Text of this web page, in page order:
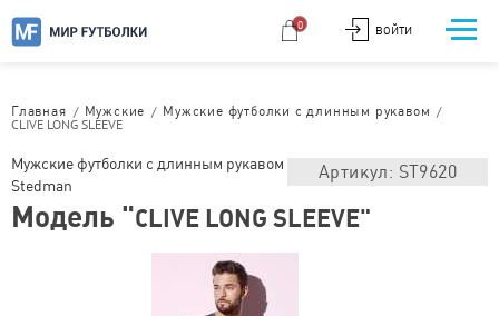
ВОЙТИ
0
Главная / Мужские / Мужские футболки с длинным рукавом /
CLIVE LONG SLEEVE
Мужские футболки с длинным рукавом
Stedman
Артикул: ST9620
Модель "CLIVE LONG SLEEVE"